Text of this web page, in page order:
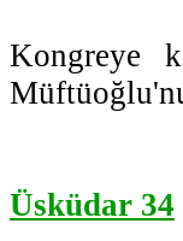
Kongreye
Üsküdar 34